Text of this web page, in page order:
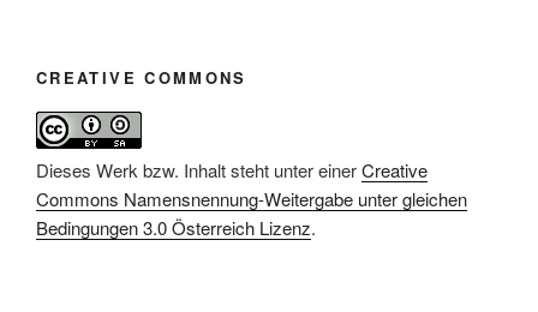
CREATIVE COMMONS
Dieses Werk bzw. Inhalt steht unter einerCreative
Commons Namensnennung-Weitergabe unter gleichen
Bedingungen 3.0 Österreich Lizenz.